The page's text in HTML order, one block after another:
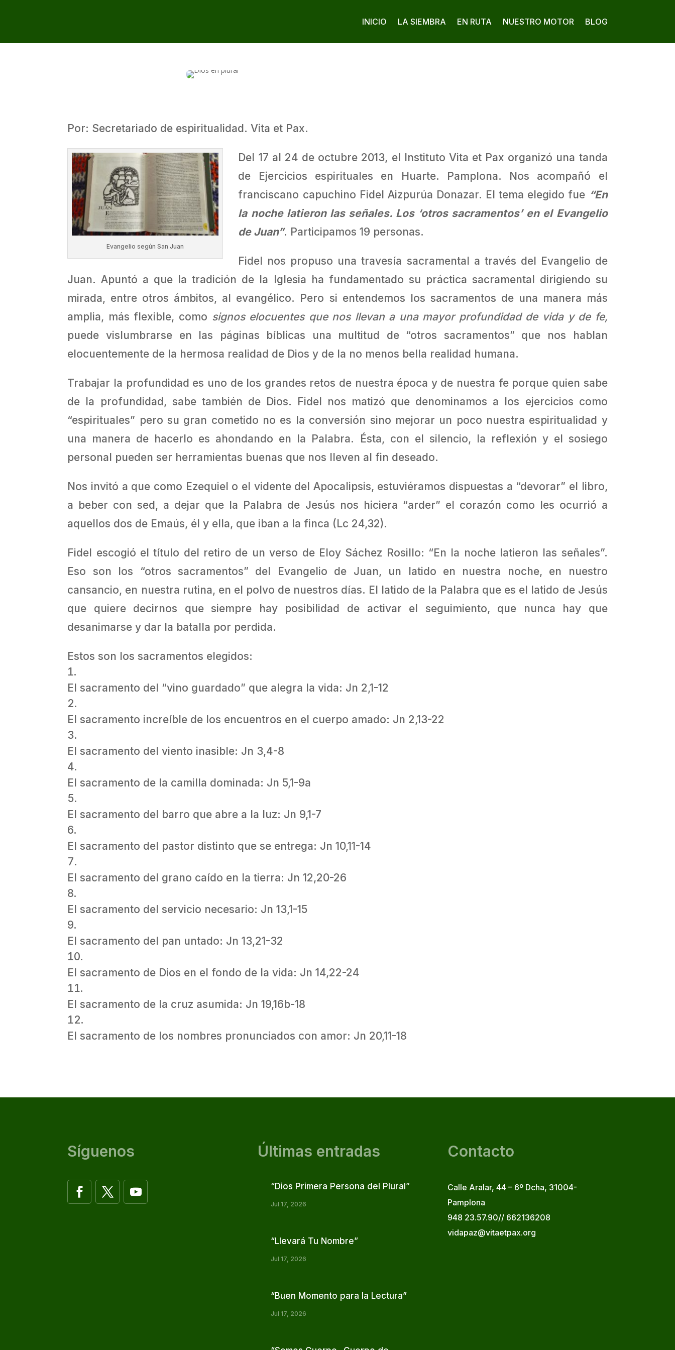
INICIO LA SIEMBRA EN RUTA NUESTRO MOTOR BLOG
Por: Secretariado de espiritualidad. Vita et Pax.
Evangelio según San Juan
Del 17 al 24 de octubre 2013, el Instituto Vita et Pax organizó una tanda
de Ejercicios espirituales en Huarte. Pamplona. Nos acompañó el
franciscano capuchino Fidel Aizpurúa Donazar. El tema elegido fue “En
la noche latieron las señales. Los ‘otros sacramentos’ en el Evangelio
de Juan”. Participamos 19 personas.
Fidel nos propuso una travesía sacramental a través del Evangelio de
Juan. Apuntó a que la tradición de la Iglesia ha fundamentado su práctica sacramental dirigiendo su
mirada, entre otros ámbitos, al evangélico. Pero si entendemos los sacramentos de una manera más
amplia, más flexible, como signos elocuentes que nos llevan a una mayor profundidad de vida y de fe,
puede vislumbrarse en las páginas bíblicas una multitud de “otros sacramentos” que nos hablan
elocuentemente de la hermosa realidad de Dios y de la no menos bella realidad humana.
Trabajar la profundidad es uno de los grandes retos de nuestra época y de nuestra fe porque quien sabe
de la profundidad, sabe también de Dios. Fidel nos matizó que denominamos a los ejercicios como
“espirituales” pero su gran cometido no es la conversión sino mejorar un poco nuestra espiritualidad y
una manera de hacerlo es ahondando en la Palabra. Ésta, con el silencio, la reflexión y el sosiego
personal pueden ser herramientas buenas que nos lleven al fin deseado.
Nos invitó a que como Ezequiel o el vidente del Apocalipsis, estuviéramos dispuestas a “devorar” el libro,
a beber con sed, a dejar que la Palabra de Jesús nos hiciera “arder” el corazón como les ocurrió a
aquellos dos de Emaús, él y ella, que iban a la finca (Lc 24,32).
Fidel escogió el título del retiro de un verso de Eloy Sáchez Rosillo: “En la noche latieron las señales”.
Eso son los “otros sacramentos” del Evangelio de Juan, un latido en nuestra noche, en nuestro
cansancio, en nuestra rutina, en el polvo de nuestros días. El latido de la Palabra que es el latido de Jesús
que quiere decirnos que siempre hay posibilidad de activar el seguimiento, que nunca hay que
desanimarse y dar la batalla por perdida.
Estos son los sacramentos elegidos:
El sacramento del “vino guardado” que alegra la vida: Jn 2,1-12
El sacramento increíble de los encuentros en el cuerpo amado: Jn 2,13-22
El sacramento del viento inasible: Jn 3,4-8
El sacramento de la camilla dominada: Jn 5,1-9a
El sacramento del barro que abre a la luz: Jn 9,1-7
El sacramento del pastor distinto que se entrega: Jn 10,11-14
El sacramento del grano caído en la tierra: Jn 12,20-26
El sacramento del servicio necesario: Jn 13,1-15
El sacramento del pan untado: Jn 13,21-32
El sacramento de Dios en el fondo de la vida: Jn 14,22-24
El sacramento de la cruz asumida: Jn 19,16b-18
El sacramento de los nombres pronunciados con amor: Jn 20,11-18
Síguenos Últimas entradas
“Dios Primera Persona del Plural”
Jul 17, 2026
“Llevará Tu Nombre”
Jul 17, 2026
“Buen Momento para la Lectura”
Jul 17, 2026
Contacto
Calle Aralar, 44 – 6º Dcha, 31004-
Pamplona
948 23.57.90// 662136208
vidapaz@vitaetpax.org